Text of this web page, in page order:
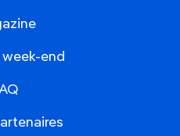
week-end